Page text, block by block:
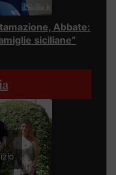
Abbate:
siciliane”
i